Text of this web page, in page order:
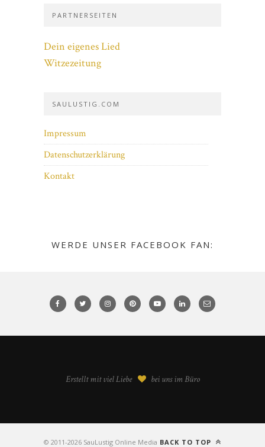
PARTNERSEITEN
Dein eigenes Lied
Witzezeitung
SAULUSTIG.COM
Impressum
Datenschutzerklärung
Kontakt
WERDE UNSER FACEBOOK FAN:
Erstellt mit viel Liebe bei uns im Büro
©️ 2011-2026 SauLustig Online Media BACK TO TOP